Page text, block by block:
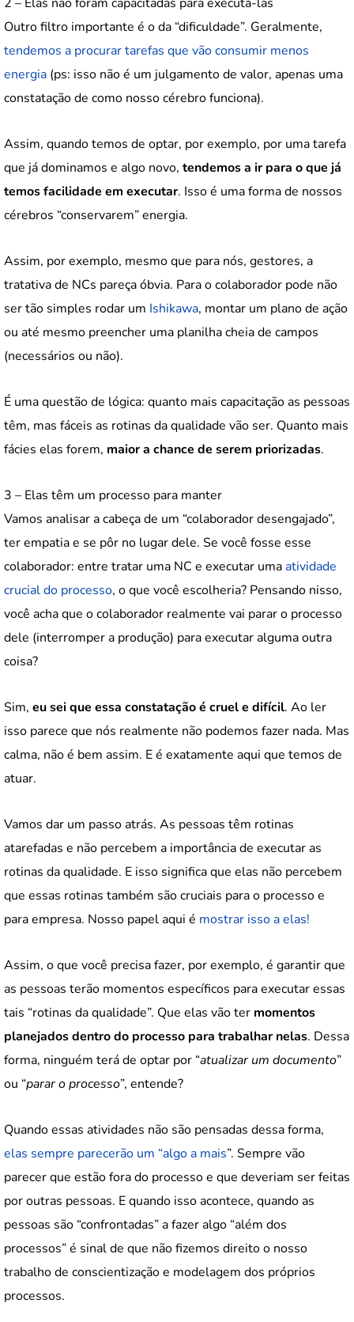
Outro filtro importante é o da “dificuldade”. Geralmente,
tendemos a procurar tarefas que vão consumir menos
energia (ps: isso não é um julgamento de valor, apenas uma
constatação de como nosso cérebro funciona).
Assim, quando temos de optar, por exemplo, por uma tarefa
que já dominamos e algo novo, tendemos a ir para o que já
temos facilidade em executar. Isso é uma forma de nossos
cérebros “conservarem” energia.
Assim, por exemplo, mesmo que para nós, gestores, a
tratativa de NCs pareça óbvia. Para o colaborador pode não
ser tão simples rodar um Ishikawa, montar um plano de ação
ou até mesmo preencher uma planilha cheia de campos
(necessários ou não).
É uma questão de lógica: quanto mais capacitação as pessoas
têm, mas fáceis as rotinas da qualidade vão ser. Quanto mais
fácies elas forem, maior a chance de serem priorizadas.
3 – Elas têm um processo para manter
Vamos analisar a cabeça de um “colaborador desengajado”,
ter empatia e se pôr no lugar dele. Se você fosse esse
colaborador: entre tratar uma NC e executar umaatividade
crucial do processo, o que você escolheria? Pensando nisso,
você acha que o colaborador realmente vai parar o processo
dele (interromper a produção) para executar alguma outra
coisa?
Sim, eu sei que essa constatação é cruel e difícil. Ao ler
isso parece que nós realmente não podemos fazer nada. Mas
calma, não é bem assim. E é exatamente aqui que temos de
atuar.
Vamos dar um passo atrás. As pessoas têm rotinas
atarefadas e não percebem a importância de executar as
rotinas da qualidade. E isso significa que elas não percebem
que essas rotinas também são cruciais para o processo e
para empresa. Nosso papel aqui é mostrar isso a elas!
Assim, o que você precisa fazer, por exemplo, é garantir que
as pessoas terão momentos específicos para executar essas
tais “rotinas da qualidade”. Que elas vão ter momentos
planejados dentro do processo para trabalhar nelas. Dessa
forma, ninguém terá de optar por “atualizar um documento”
ou “parar o processo”, entende?
Quando essas atividades não são pensadas dessa forma,
elas sempre parecerão um “algo a mais”. Sempre vão
parecer que estão fora do processo e que deveriam ser feitas
por outras pessoas. E quando isso acontece, quando as
pessoas são “confrontadas” a fazer algo “além dos
processos” é sinal de que não fizemos direito o nosso
trabalho de conscientização e modelagem dos próprios
processos.